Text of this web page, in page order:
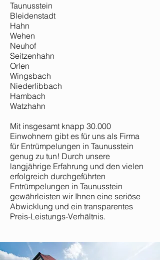
Taunusstein
Bleidenstadt
Hahn
Wehen
Neuhof
Seitzenhahn
Orlen
Wingsbach
Niederlibbach
Hambach
Watzhahn
Mit insgesamt knapp 30.000
Einwohnern gibt es für uns als Firma
für Entrümpelungen in Taunusstein
genug zu tun! Durch unsere
langjährige Erfahrung und den vielen
erfolgreich durchgeführten
Entrümpelungen in Taunusstein
gewährleisten wir Ihnen eine seriöse
Abwicklung und ein transparentes
Preis-Leistungs-Verhältnis.